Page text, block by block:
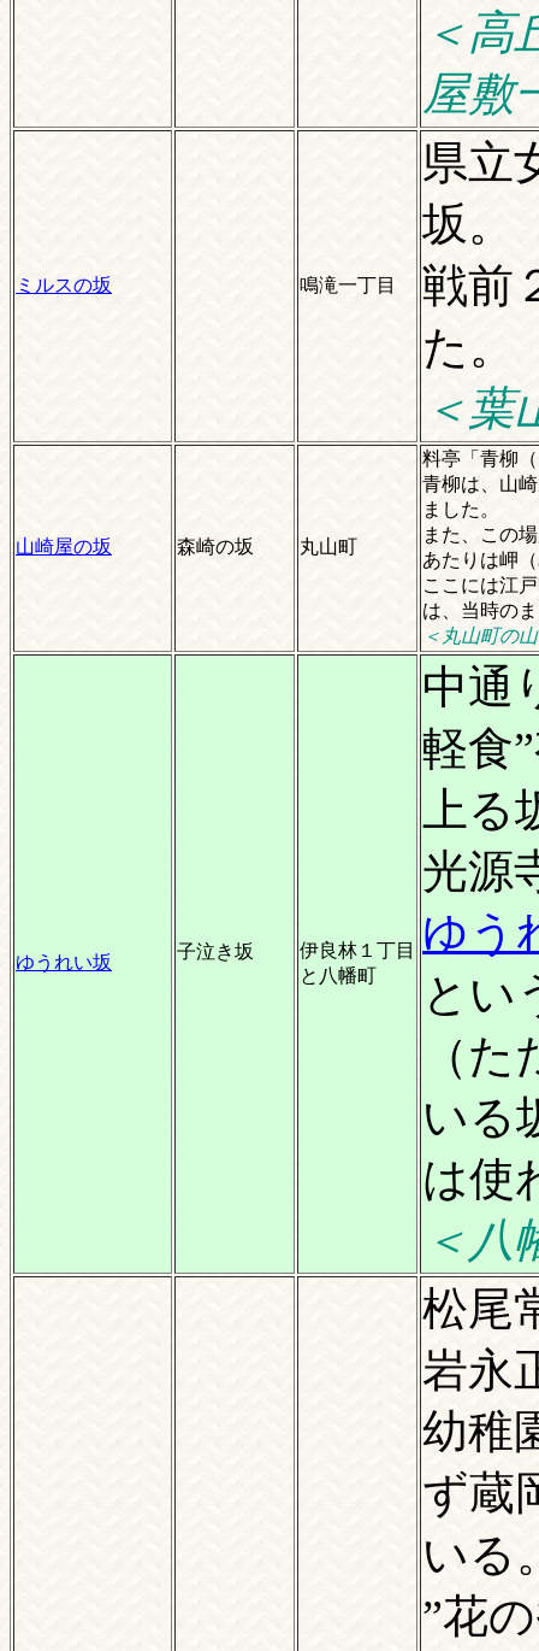
＜高
屋敷
ミルスの坂 鳴滝一丁目
県立
坂。
戦前
た。
＜葉
山崎屋の坂 森崎の坂 丸山町
料亭「青柳
青柳は、山
ました。
また、この
あたりは岬
ここには江
は、当時の
＜丸山町の
ゆうれい坂
子泣き坂
伊良林１丁目
と八幡町
中通
軽食
上る
光源
ゆう
とい
（
いる
は使
＜八
松尾
岩永
幼稚
ず蔵
いる
”花